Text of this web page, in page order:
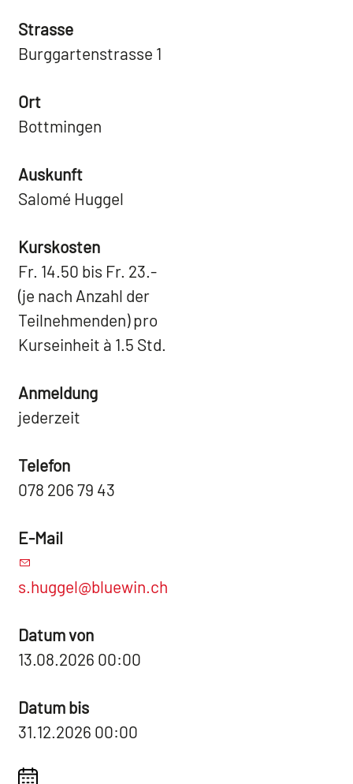
Strasse
Burggartenstrasse 1
Ort
Bottmingen
Auskunft
Salomé Huggel
Kurskosten
Fr. 14.50 bis Fr. 23.-
(je nach Anzahl der
Teilnehmenden) pro
Kurseinheit à 1.5 Std.
Anmeldung
jederzeit
Telefon
078 206 79 43
E-Mail
s.huggel@bluewin.ch
Datum von
13.08.2026 00:00
Datum bis
31.12.2026 00:00